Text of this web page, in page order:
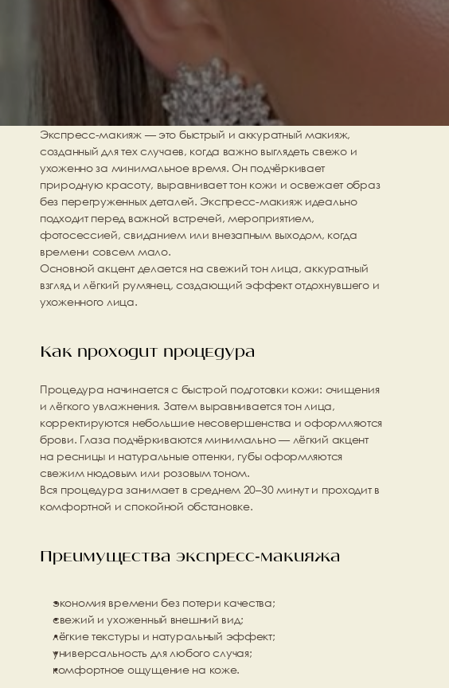
Экспресс-макияж — это быстрый и аккуратный макияж,
созданный для тех случаев, когда важно выглядеть свежо и
ухоженно за минимальное время. Он подчёркивает
природную красоту, выравнивает тон кожи и освежает образ
без перегруженных деталей. Экспресс-макияж идеально
подходит перед важной встречей, мероприятием,
фотосессией, свиданием или внезапным выходом, когда
времени совсем мало.
Основной акцент делается на свежий тон лица, аккуратный
взгляд и лёгкий румянец, создающий эффект отдохнувшего и
ухоженного лица.
Как проходит процедура
Процедура начинается с быстрой подготовки кожи: очищения
и лёгкого увлажнения. Затем выравнивается тон лица,
корректируются небольшие несовершенства и оформляются
брови. Глаза подчёркиваются минимально — лёгкий акцент
на ресницы и натуральные оттенки, губы оформляются
свежим нюдовым или розовым тоном.
Вся процедура занимает в среднем 20–30 минут и проходит в
комфортной и спокойной обстановке.
Преимущества экспресс-макияжа
экономия времени без потери качества;
свежий и ухоженный внешний вид;
лёгкие текстуры и натуральный эффект;
универсальность для любого случая;
комфортное ощущение на коже.